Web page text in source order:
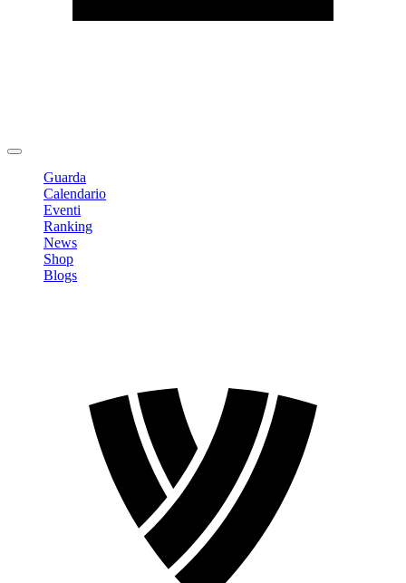
Guarda
Calendario
Eventi
Ranking
News
Shop
Blogs